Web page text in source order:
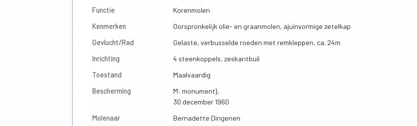
Functie
Korenmolen
Kenmerken
Oorspronkelijk olie- en graanmolen, ajuinvormige zetelkap
Gevlucht/Rad
Gelaste, verbusselde roeden met remkleppen, ca. 24m
Inrichting
4 steenkoppels, zeskantbuil
Toestand
Maalvaardig
Bescherming
M: monument},
30 december 1960
Molenaar
Bernadette Dingenen